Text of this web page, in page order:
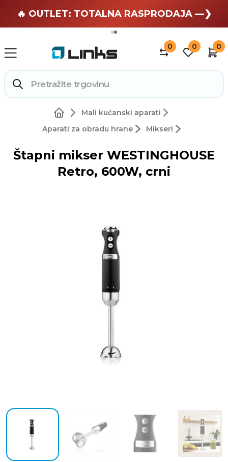
🏄 Zaslužuješ odmor —❯
🔥 OUTLET: TOTALNA RASPRODAJA —❯
0 0 0
Mali kućanski aparati
Aparati za obradu hrane
Mikseri
Štapni mikser WESTINGHOUSE
Retro, 600W, crni